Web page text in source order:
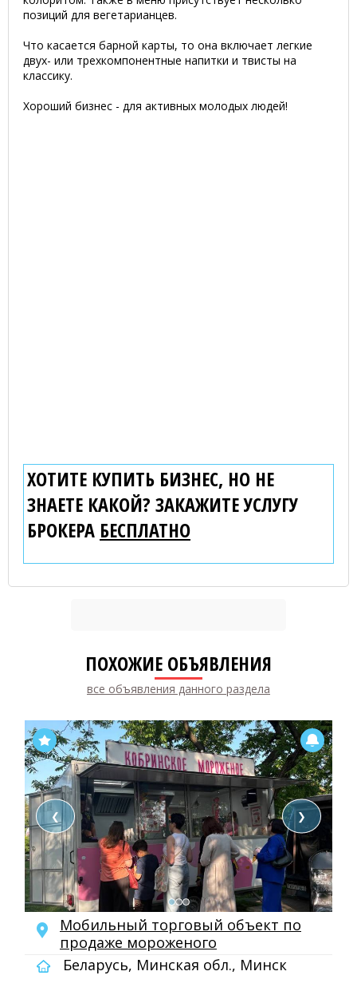
позиций для вегетарианцев.
Что касается барной карты, то она включает легкие
двух- или трехкомпонентные напитки и твисты на
классику.
Хороший бизнес - для активных молодых людей!
ХОТИТЕ КУПИТЬ БИЗНЕС, НО НЕ
ЗНАЕТЕ КАКОЙ? ЗАКАЖИТЕ УСЛУГУ
БРОКЕРА БЕСПЛАТНО
ПОХОЖИЕ ОБЪЯВЛЕНИЯ
все объявления данного раздела
❮ ❯
Мобильный торговый объект по
продаже мороженого
Беларусь, Минская обл., Минск